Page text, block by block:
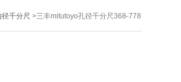
千分尺 >三丰mitutoyo孔径千分尺368-778